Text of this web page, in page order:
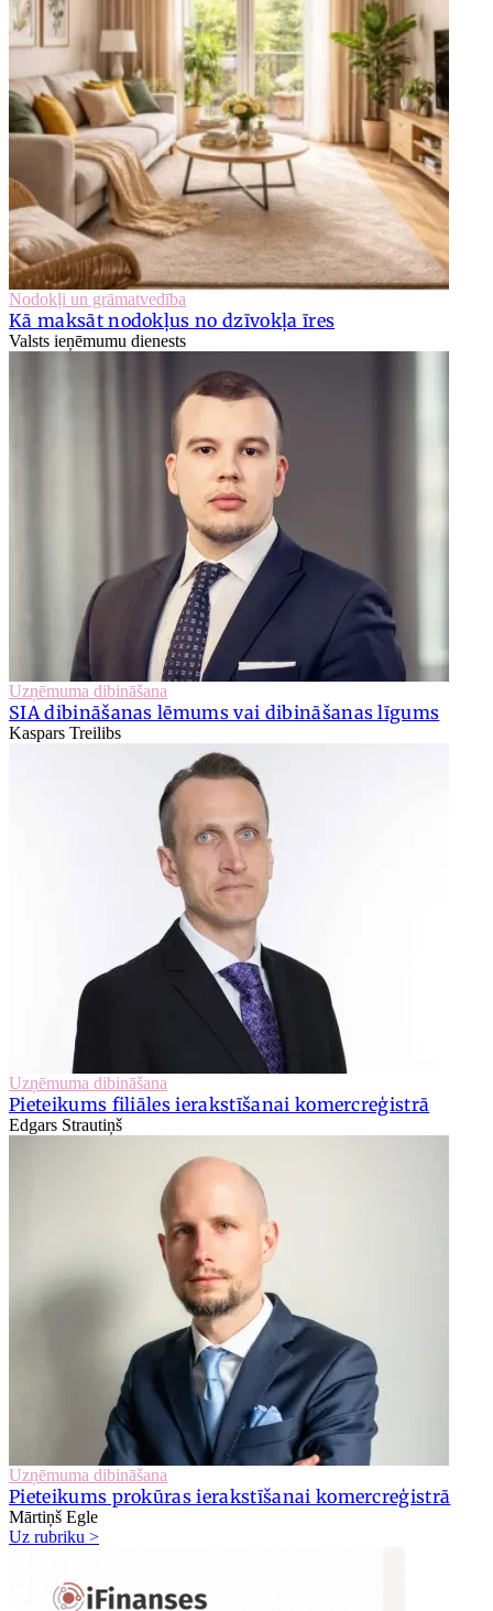
Nodokļi un grāmatvedība
Kā maksāt nodokļus no dzīvokļa īres
Valsts ieņēmumu dienests
Uzņēmuma dibināšana
SIA dibināšanas lēmums vai dibināšanas līgums
Kaspars Treilibs
Uzņēmuma dibināšana
Pieteikums filiāles ierakstīšanai komercreģistrā
Edgars Strautiņš
Uzņēmuma dibināšana
Pieteikums prokūras ierakstīšanai komercreģistrā
Mārtiņš Egle
Uz rubriku >